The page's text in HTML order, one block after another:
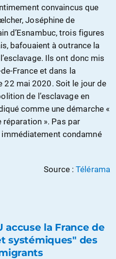
convaincus que
Joséphine de
d’Esnambuc, trois figures
bafouaient à outrance la
Ils ont donc mis
France et dans la
mai 2020. Soit le jour de
de l’esclavage en
comme une démarche «
». Pas par
immédiatement condamné
Source :Télérama
accuse la France de
systémiques" des